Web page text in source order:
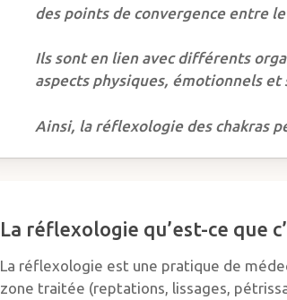
des points de convergence entre
Ils sont en lien avec différents
aspects physiques, émotionnels
Ainsi, la réflexologie des chakras
La réflexologie qu’est-ce que
La réflexologie est une pratique de
zone traitée (reptations, lissages,